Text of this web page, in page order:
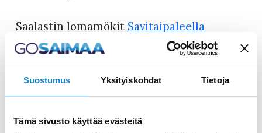
Suostumus Yksityiskohdat Tietoja
Tämä sivusto käyttää evästeitä
Saalastin lomamökit Savitaipaleella
tarjoavat täydellisen ympäristön
rentouttavaan ja omatoimiseen lomailuun
luonnon helmassa, lähellä Lahnavettä.
soveltuvat täydellisesti sekä kesä- että